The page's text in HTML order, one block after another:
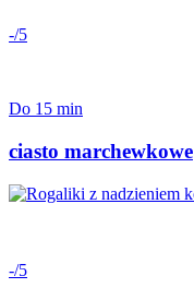
-/5
Do 15 min
ciasto marchewkowe
-/5